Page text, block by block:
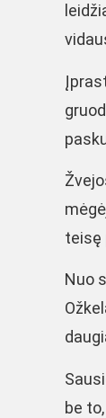
teisę
Nuo
be